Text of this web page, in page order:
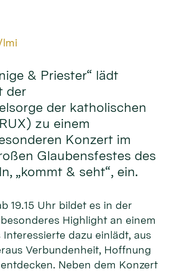
lmi
& Priester“ lädt
der
der katholischen
zu einem
Konzert im
Glaubensfestes des
„kommt & seht“, ein.
19.15 Uhr bildet es in der
Highlight an einem
dazu einlädt, aus
Verbundenheit, Hoffnung
Neben dem Konzert